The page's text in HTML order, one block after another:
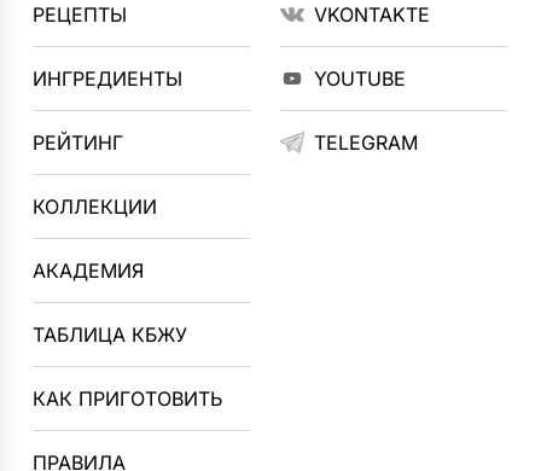
РЕЦЕПТЫ
ИНГРЕДИЕНТЫ
РЕЙТИНГ
КОЛЛЕКЦИИ
АКАДЕМИЯ
ТАБЛИЦА КБЖУ
КАК ПРИГОТОВИТЬ
ПРАВИЛА
VKONTAKTE
YOUTUBE
TELEGRAM